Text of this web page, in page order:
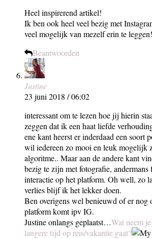
Heel inspirerend artikel!
Ik ben ook heel veel bezig met
veel mogelijk van mezelf erin te leggen!
Beantwoorden
Justine
23 juni 2018 / 06:02
interessant om te lezen hoe jij hierin
zeggen dat ik een haat liefde
ene kant heerst er inderdaad een soort
wil iedereen zo mooi en leuk mogelijk
algoritme.. Maar aan de andere kant
bezig te zijn met fotografie, andermans
interactie op het platform. Oh well, zo
verlies blijf ik het lekker doen.
Ben overigens wel benieuwd of er nog
platform komt ipv IG.
Justine onlangs geplaatst…Wat neem
langere tijd op reis/vakantie gaat?